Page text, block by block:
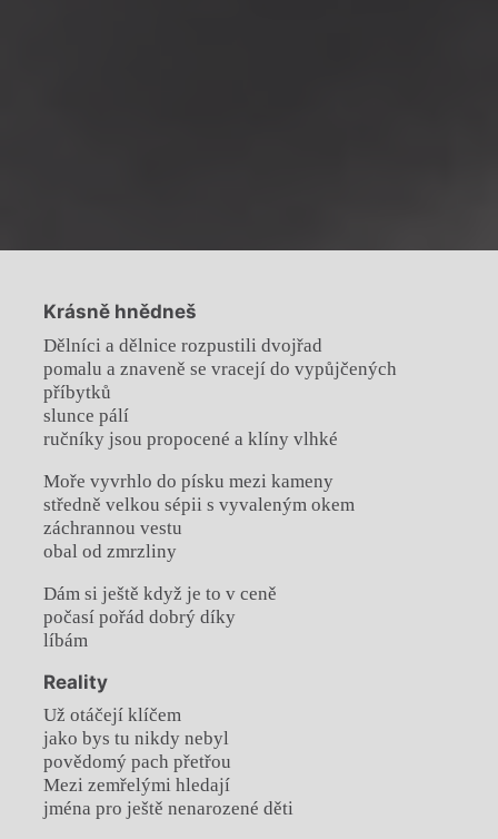
Krásně hnědneš
Dělníci a dělnice rozpustili dvojřad
pomalu a znaveně se vracejí do vypůjčených
příbytků
slunce pálí
ručníky jsou propocené a klíny vlhké
Moře vyvrhlo do písku mezi kameny
středně velkou sépii s vyvaleným okem
záchrannou vestu
obal od zmrzliny
Dám si ještě když je to v ceně
počasí pořád dobrý díky
líbám
Reality
Už otáčejí klíčem
jako bys tu nikdy nebyl
povědomý pach přetřou
Mezi zemřelými hledají
jména pro ještě nenarozené děti